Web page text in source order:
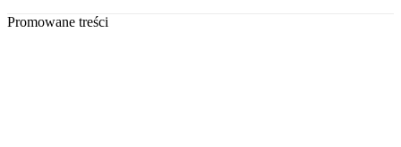
Promowane treści